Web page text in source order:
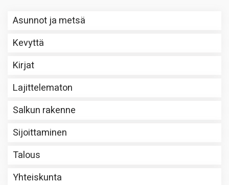
Asunnot ja metsä
Kevyttä
Kirjat
Lajittelematon
Salkun rakenne
Sijoittaminen
Talous
Yhteiskunta